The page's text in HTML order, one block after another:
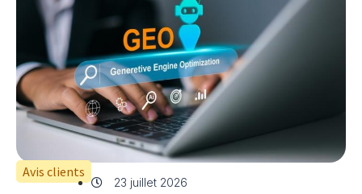
Avis clients
23 juillet 2026